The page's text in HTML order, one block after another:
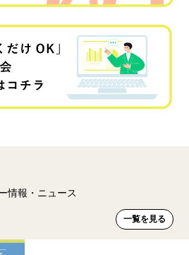
情報・ニュース
一覧を見る